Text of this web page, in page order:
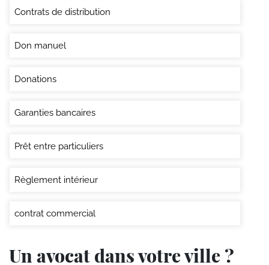
Contrats de distribution
Don manuel
Donations
Garanties bancaires
Prêt entre particuliers
Règlement intérieur
contrat commercial
Un avocat dans votre ville ?